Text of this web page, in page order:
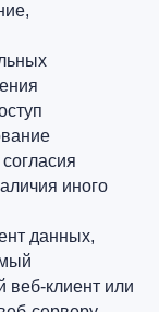
иного
данных,
веб-клиент или